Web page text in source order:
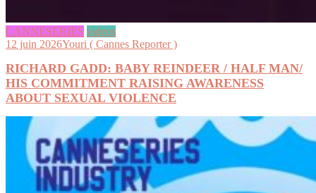
CANNESERIES videos
12 juin 2026Youri ( Cannes Reporter )
RICHARD GADD: BABY REINDEER / HALF MAN/
HIS COMMITMENT RAISING AWARENESS
ABOUT SEXUAL VIOLENCE